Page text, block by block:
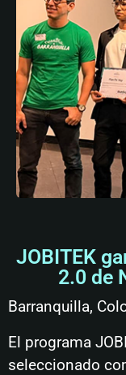
JOBITEK
2.0 de
Barranquilla,
El programa
seleccionado